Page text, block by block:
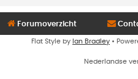
Forumoverzicht
Flat Style by Ian Bradley •
Nederlandse